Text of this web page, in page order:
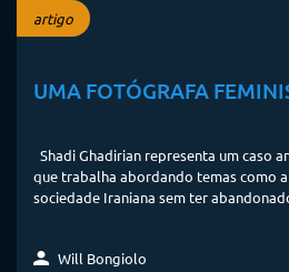
artigo
UMA FOTÓGRAFA
Shadi Ghadirian representa um caso
que trabalha abordando temas como
sociedade Iraniana sem ter
Will Bongiolo